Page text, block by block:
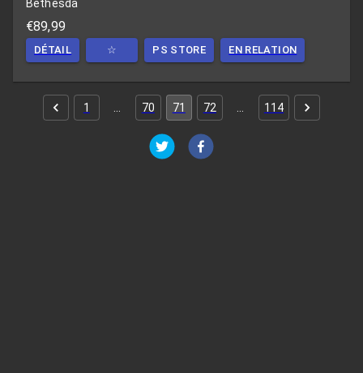
Bethesda
€89,99
DÉTAIL ☆ PS STORE EN RELATION
1 70 71 72 114